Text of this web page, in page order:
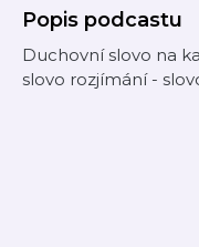
Popis podcastu
Duchovní slovo na
slovo rozjímání -